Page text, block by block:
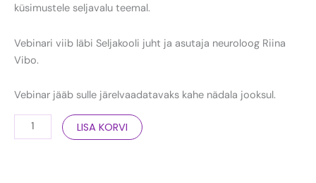
küsimustele seljavalu teemal.
Vebinari viib läbi Seljakooli juht ja asutaja neuroloog Riina
Vibo.
Vebinar jääb sulle järelvaadatavaks kahe nädala jooksul.
LISA KORVI